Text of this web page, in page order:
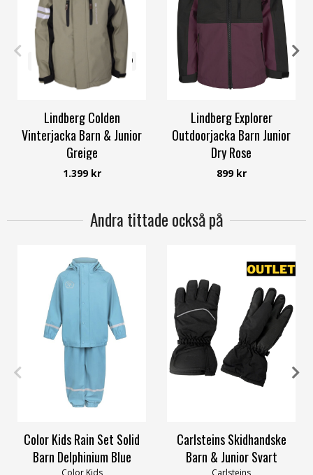
120 140 170
Lindberg Colden
Vinterjacka Barn & Junior
Greige
Lindberg
1.399 kr
Lindberg Explorer
Outdoorjacka Barn Junior
Dry Rose
Lindberg
899 kr
Andra tittade också på
110 116 122
140
Color Kids Rain Set Solid
Barn Delphinium Blue
Color Kids
3/4=4-5år
Carlsteins Skidhandske
Barn & Junior Svart
Carlsteins